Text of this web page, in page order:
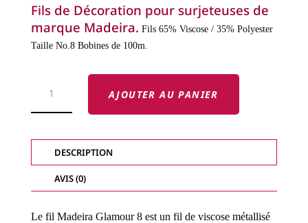
Fils de Décoration pour surjeteuses de
marque Madeira. Fils 65% Viscose / 35% Polyester
Taille No.8 Bobines de 100m.
GLAMOUR
-
DÉCORATIFS
MÉTALLIQUES-
AJOUTER AU PANIER
DESCRIPTION
AVIS (0)
Le fil Madeira Glamour 8 est un fil de viscose métallisé